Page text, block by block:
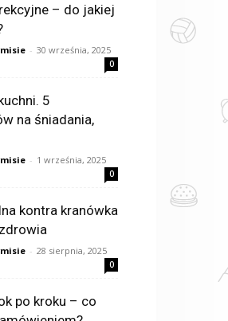
– do jakiej
- 30 września, 2025
0
5
na śniadania,
- 1 września, 2025
0
kontra kranówka
- 28 sierpnia, 2025
0
po kroku – co